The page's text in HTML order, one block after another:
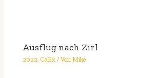
Ausflug nach Zirl
2022,CaEx / Von Mike